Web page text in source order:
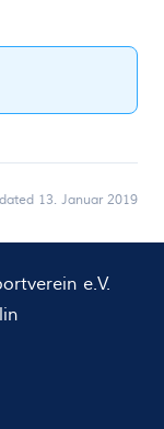
13. Januar 2019
e.V.